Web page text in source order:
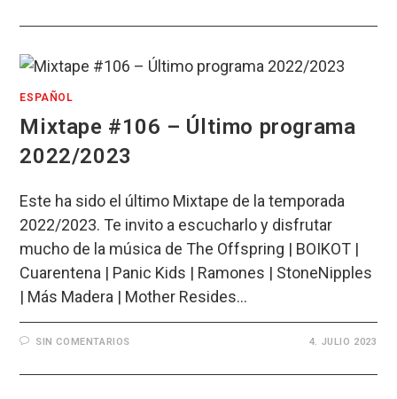
ESPAÑOL
Mixtape #106 – Último programa
2022/2023
Este ha sido el último Mixtape de la temporada
2022/2023. Te invito a escucharlo y disfrutar
mucho de la música de The Offspring | BOIKOT |
Cuarentena | Panic Kids | Ramones | StoneNipples
| Más Madera | Mother Resides…
SIN COMENTARIOS 4. JULIO 2023